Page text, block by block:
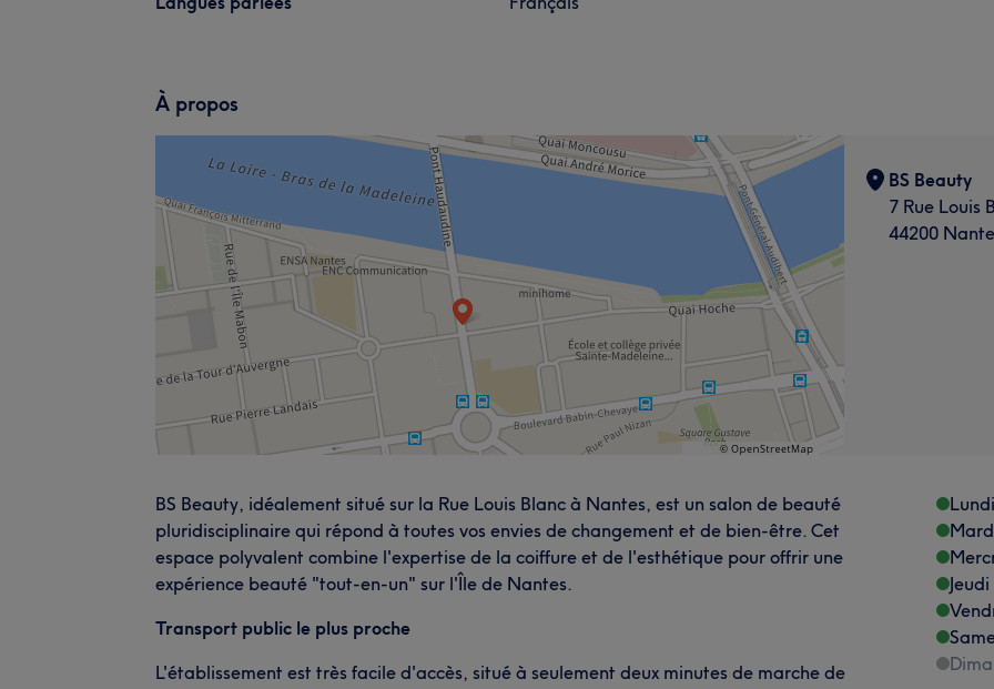
À propos
BS Beauty
7 Rue Louis
44200
BS Beauty, idéalement situé sur la Rue Louis Blanc à Nantes, est un salon de beauté
pluridisciplinaire qui répond à toutes vos envies de changement et de bien-être. Cet
espace polyvalent combine l'expertise de la coiffure et de l'esthétique pour offrir une
expérience beauté "tout-en-un" sur l'Île de Nantes.
Transport public le plus proche
L'établissement est très facile d'accès, situé à seulement deux minutes de marche de
Lundi
Jeudi